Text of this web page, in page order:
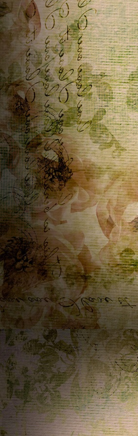
nuovo sito. Ti lascio un saluto,
ૡScritto inHome
DanyGraphic~06/04/2026
Ciao Penny , grazie per il tuo
punto di riferimento . Un
buona serata
ૡScritto inHome
DanyGraphic~06/04/2026
Ciao Penny e buona Pasquetta ,
un occhiata alle pagine con
sistemare e magicamente
compreso le stelline che
caso che tu sappia ....? io non
credo rimetterò le pagine
ૡScritto in Home
ૡPenelope ♥ ~ 04/04/2026
Grazie infinite Bibi e Krault un
Buona Pasqua a voi e a tutti gli
ૡScritto inHome
Krautl~ 04/04/2026 09:53:12
Frohe Ostern
ૡScritto inCommenti telaio...